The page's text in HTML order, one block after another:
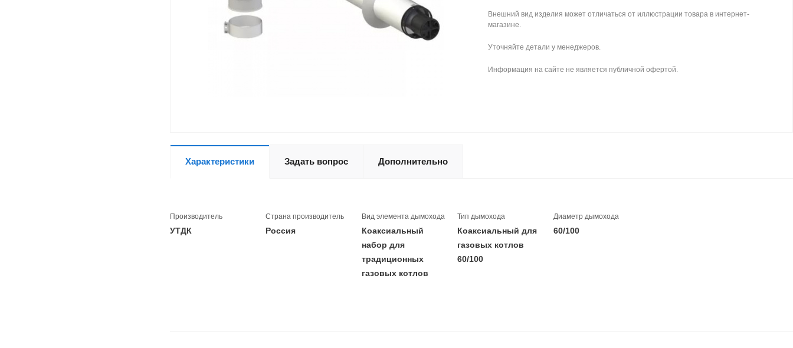
Внешний вид изделия может отличаться от иллюстрации товара в интернет-
магазине.
Уточняйте детали у менеджеров.
Информация на сайте не является публичной офертой.
Характеристики Задать вопрос Дополнительно
Производитель
УТДК
Страна производитель
Россия
Вид элемента дымохода
Коаксиальный
набор для
традиционных
газовых котлов
Тип дымохода
Коаксиальный для
газовых котлов
60/100
Диаметр дымохода
60/100